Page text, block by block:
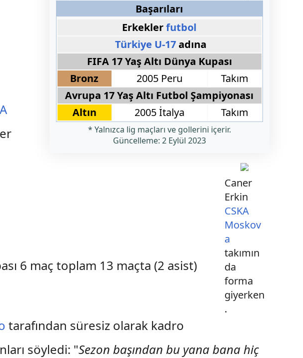
Başarıları
Erkeklerfutbol
Türkiye U-17adına
FIFA 17 Yaş Altı Dünya Kupası
Bronz
2005 Peru
Takım
Avrupa 17 Yaş Altı Futbol Şampiyonası
Altın
2005 İtalya Takım
* Yalnızca lig maçları ve gollerini içerir.
Güncelleme: 2 Eylül 2023
Caner
Erkin
CSKA
Moskov
a
takımın
da
forma
giyerken
.
6 maç toplam 13 maçta (2 asist)
tarafından süresiz olarak kadro
söyledi: "Sezon başından bu yana bana hiç